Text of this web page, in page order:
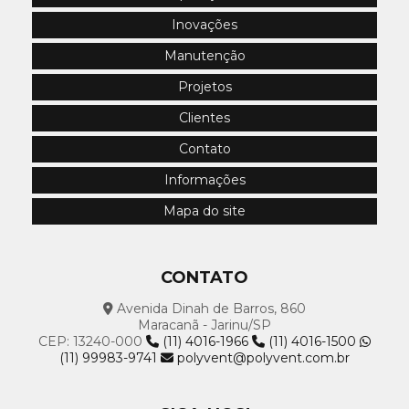
Climatizador Evaporativo: Conforto e Eficiência
Climatizador Evaporativo: Conheça a solução ideal
Climatizador Evaporativo: Melhore o Conforto e a
Qualidade do Ar na Sua Casa
Climatizador Evaporativo: Solução Econômica para
Melhorar o Conforto do Seu Ambiente
Climatizador para Academia: O Melhor para Seu
Climatizador para Galpão: Conforto e Eficiência
Climatizador para Igreja: Conforto e Economia
Climatizador para Igrejas: Guia Completo
Inovações
Manutenção
Projetos
Clientes
Contato
Informações
Mapa do site
CONTATO
Avenida Dinah de Barros, 860
Maracanã - Jarinu/SP
CEP: 13240-000
(11) 4016-1966
(11) 4016-1500
(11) 99983-9741
polyvent@polyvent.com.br